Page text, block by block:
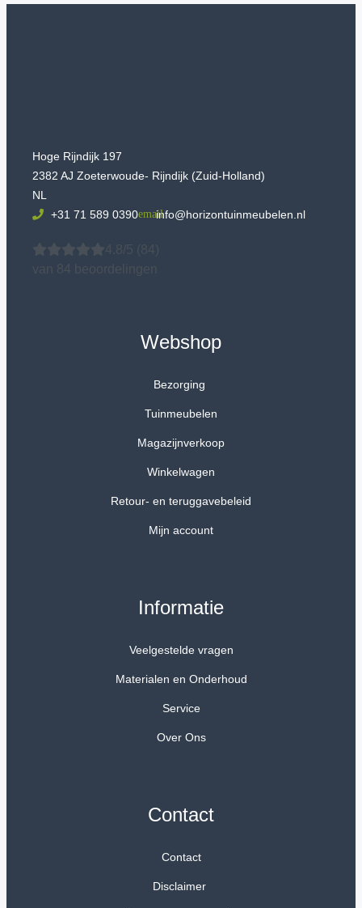
Hoge Rijndijk 197
2382 AJ Zoeterwoude- Rijndijk (Zuid-Holland)
NL
+31 71 589 0390
info@horizontuinmeubelen.nl
4.8/5
(84)
van 84 beoordelingen
Webshop
Bezorging
Tuinmeubelen
Magazijnverkoop
Winkelwagen
Retour- en teruggavebeleid
Mijn account
Informatie
Veelgestelde vragen
Materialen en Onderhoud
Service
Over Ons
Contact
Contact
Disclaimer